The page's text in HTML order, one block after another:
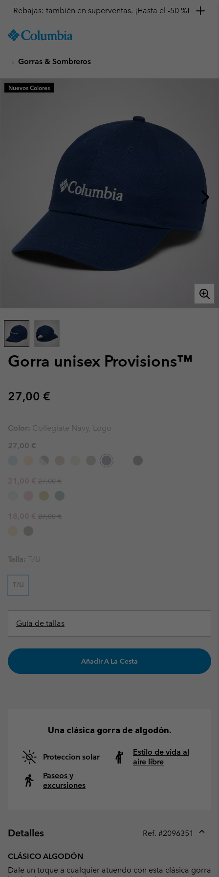
TO
SKIP
MAIN
NAV
Rebajas: también en superventas. ¡Hasta el -50 %!
Gorras & Sombreros
Gorra unisex Provisions™
Regular price:
27,00 €
Nuevos Colores
Color: Collegiate Navy, Logo
27,00 €
Sale price:
21,00 € Regular price:
27,00 €
Sale price:
18,00 € Regular price:
27,00 €
Talla: T/U
T/U
Guía de tallas
Añadir A La Cesta
Una clásica gorra de algodón.
Proteccion solar
Estilo de vida al
aire libre
Paseos y
excursiones
Detalles Ref. #2096351
CLÁSICO ALGODÓN
Dale un toque a cualquier atuendo con esta clásica gorra